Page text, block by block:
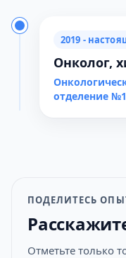
2019 -
Онколог,
отделение
ПОДЕЛИТЕСЬ
Отметьте только